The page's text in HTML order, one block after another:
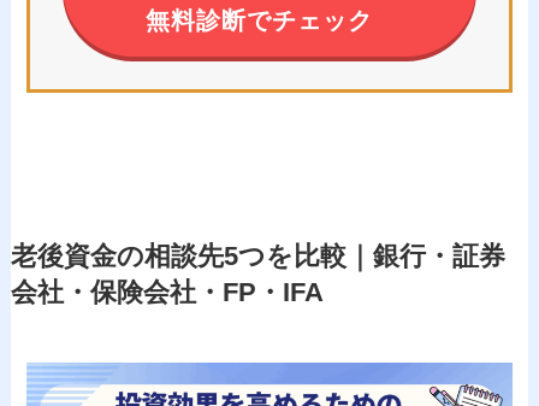
無料診断でチェック
老後資金の相談先5つを比較｜銀行・証券
会社・保険会社・FP・IFA